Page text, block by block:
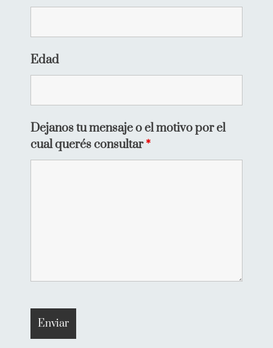
Edad
Dejanos tu mensaje o el motivo por el
cual querés consultar*